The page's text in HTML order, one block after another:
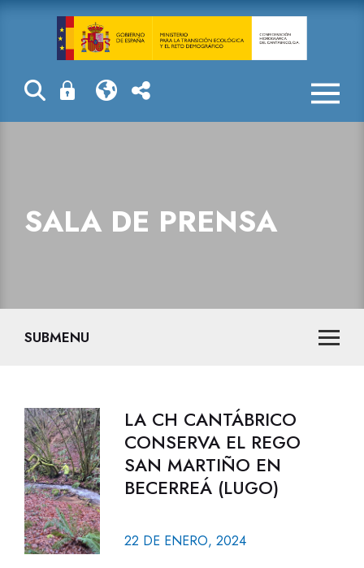
Sala de prensa
SALA DE PRENSA
SUBMENU
LA CH CANTÁBRICO
CONSERVA EL REGO
SAN MARTIÑO EN
BECERREÁ (LUGO)
22 DE ENERO, 2024